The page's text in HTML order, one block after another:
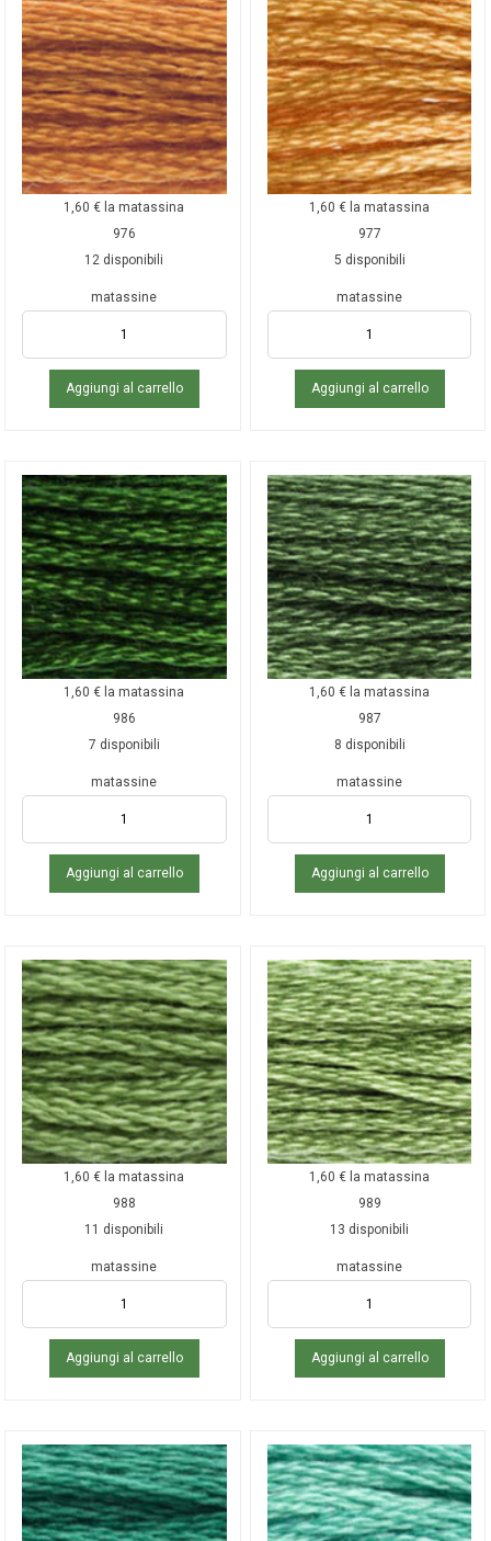
1,60€ la matassina
976
12 disponibili
matassine
Aggiungi al carrello
1,60€ la matassina
977
5 disponibili
matassine
Aggiungi al carrello
1,60€ la matassina
986
7 disponibili
matassine
Aggiungi al carrello
1,60€ la matassina
987
8 disponibili
matassine
Aggiungi al carrello
1,60€ la matassina
988
11 disponibili
matassine
Aggiungi al carrello
1,60€ la matassina
989
13 disponibili
matassine
Aggiungi al carrello